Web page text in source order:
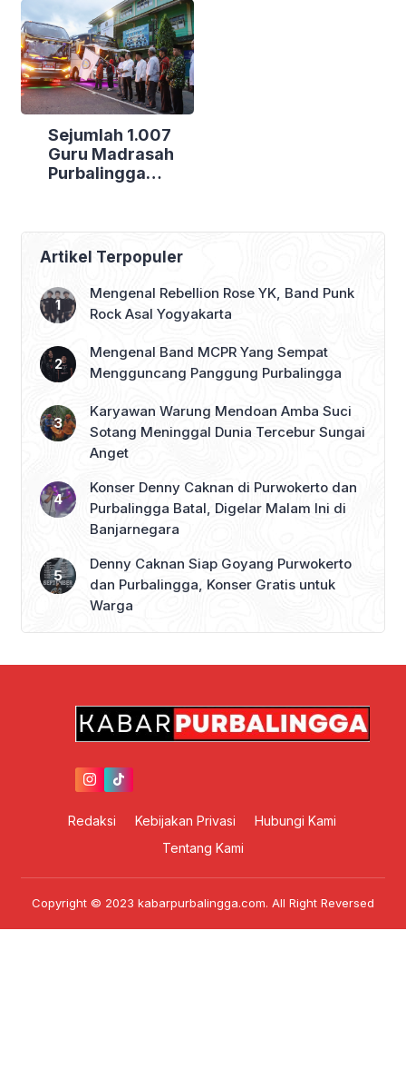
Kecamatan
Berdaya
Sejumlah 1.007
Guru Madrasah
Purbalingga
Purbalingga Beri
Dukungan Penuh
Artikel Terpopuler
Mengenal Rebellion Rose YK, Band Punk
Rock Asal Yogyakarta
Mengenal Band MCPR Yang Sempat
Mengguncang Panggung Purbalingga
Karyawan Warung Mendoan Amba Suci
Sotang Meninggal Dunia Tercebur Sungai
Anget
Konser Denny Caknan di Purwokerto dan
Purbalingga Batal, Digelar Malam Ini di
Banjarnegara
Denny Caknan Siap Goyang Purwokerto
dan Purbalingga, Konser Gratis untuk
Warga
Redaksi Kebijakan Privasi
Hubungi Kami
Tentang Kami
Copyright © 2023 kabarpurbalingga.com. All Right Reversed